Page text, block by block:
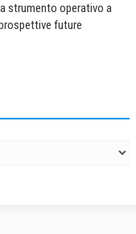
strumento operativo a
future